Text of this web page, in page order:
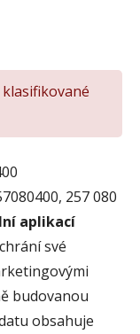
257 080
aplikací
své
budovanou
obsahuje